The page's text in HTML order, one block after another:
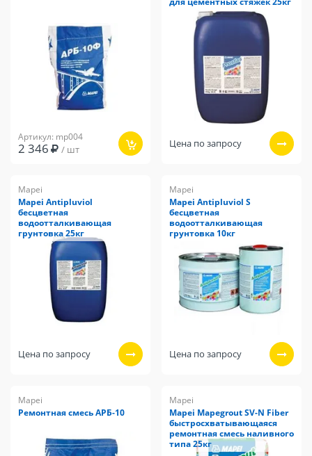
Артикул: mp004
2 346 / шт Цена по запросу
Mapei
Mapei Antipluviol
бесцветная
водоотталкивающая
грунтовка 25кг
Цена по запросу
Mapei
Mapei Antipluviol S
бесцветная
водоотталкивающая
грунтовка 10кг
Цена по запросу
Mapei
Ремонтная смесь АРБ-10
Mapei
Mapei Mapegrout SV-N Fiber
быстросхватывающаяся
ремонтная смесь наливного
типа 25кг